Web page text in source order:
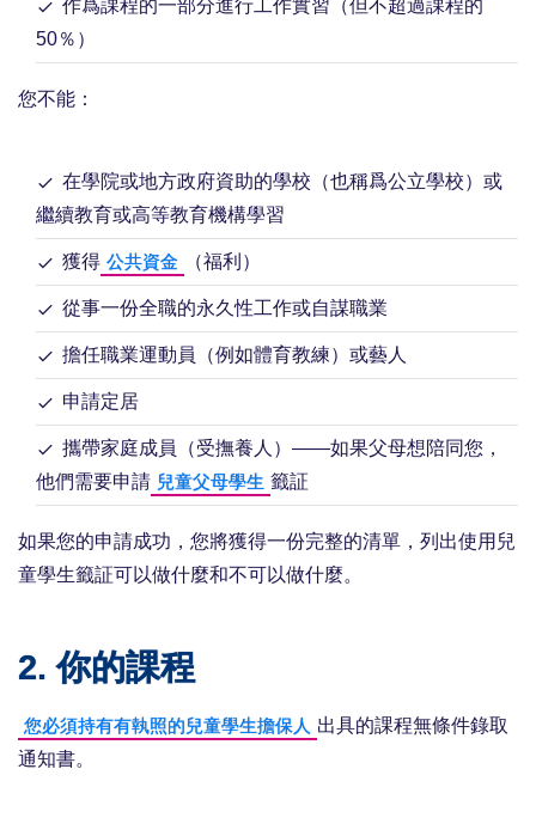
作爲課程的一部分進行工作實習（但不超過課程的
50％）
您不能：
在學院或地方政府資助的學校（也稱爲公立學校）或
繼續教育或高等教育機構學習
獲得 公共資金 （福利）
從事一份全職的永久性工作或自謀職業
擔任職業運動員（例如體育教練）或藝人
申請定居
攜帶家庭成員（受撫養人）——如果父母想陪同您，
他們需要申請 兒童父母學生 籤証
如果您的申請成功，您將獲得一份完整的清單，列出使用兒
童學生籤証可以做什麼和不可以做什麼。
2. 你的課程
您必須持有有執照的兒童學生擔保人 出具的課程無條件錄取
通知書。